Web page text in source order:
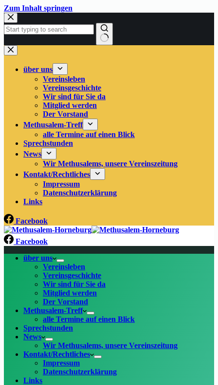
Zum Inhalt springen
springen
Keine
Ergebnisse
über uns
Vereinsleben
Vereinsgeschichte
Wir sind für Sie da
Mitglied werden
Der Vorstand
Methusalem-Treff
alle Termine auf einen Blick
Sprechstunden
News
Wir Methusalems, unsere Vereinszeitung
Kontakt/Rechtliches
Impressum
Datenschutzerklärung
Links
Facebook
Facebook
über uns
Vereinsleben
Vereinsgeschichte
Wir sind für Sie da
Mitglied werden
Der Vorstand
Methusalem-Treff
alle Termine auf einen Blick
Sprechstunden
News
Wir Methusalems, unsere Vereinszeitung
Kontakt/Rechtliches
Impressum
Datenschutzerklärung
Links